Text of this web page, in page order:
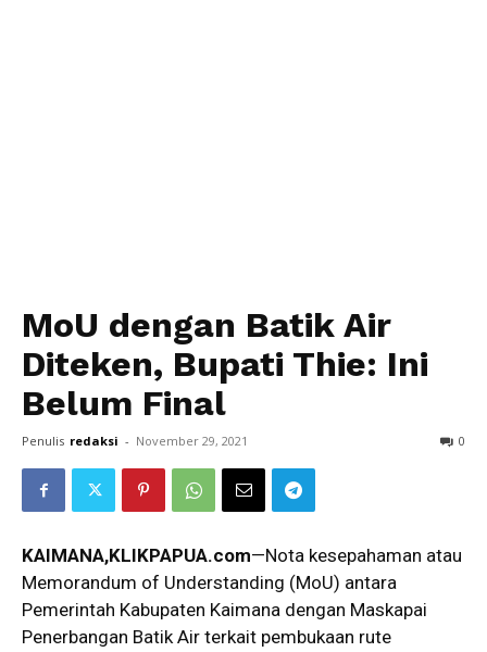
MoU dengan Batik Air
Diteken, Bupati Thie: Ini
Belum Final
Penulis redaksi - November 29, 2021 0
KAIMANA,KLIKPAPUA.com—Nota kesepahaman atau
Memorandum of Understanding (MoU) antara
Pemerintah Kabupaten Kaimana dengan Maskapai
Penerbangan Batik Air terkait pembukaan rute